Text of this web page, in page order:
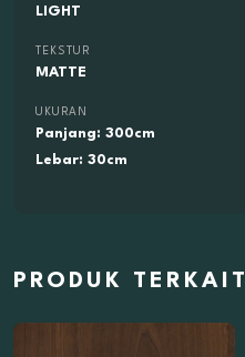
LIGHT
TEKSTUR
MATTE
UKURAN
Panjang: 300cm
Lebar: 30cm
PRODUK TERKAIT